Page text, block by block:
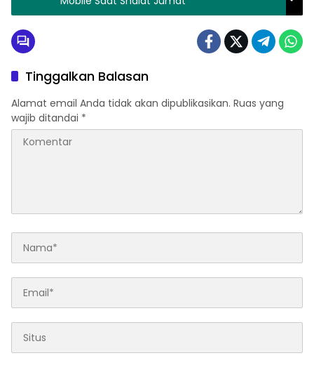
Tinggalkan Balasan
Alamat email Anda tidak akan dipublikasikan. Ruas yang
wajib ditandai *